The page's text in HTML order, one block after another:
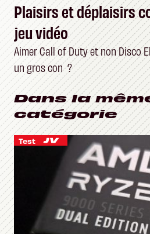
Plaisirs et déplaisirs
jeu vidéo
Aimer Call of Duty et non Disco
un gros con ?
Dans la
catégorie
Test